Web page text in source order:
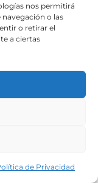
nos permitirá
o las
o retirar el
a ciertas
de Privacidad